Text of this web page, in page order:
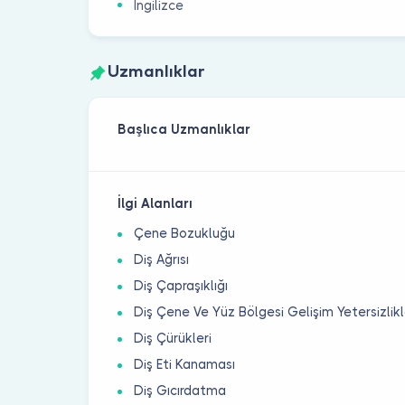
İngilizce
Uzmanlıklar
Başlıca Uzmanlıklar
İlgi Alanları
Çene Bozukluğu
Diş Ağrısı
Diş Çapraşıklığı
Diş Çene Ve Yüz Bölgesi Gelişim
Diş Çürükleri
Diş Eti Kanaması
Diş Gıcırdatma